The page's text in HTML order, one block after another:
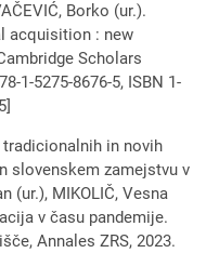
Borko (ur.).
acquisition : new
Scholars
1-5275-8676-5, ISBN 1-
tradicionalnih in novih
slovenskem zamejstvu v
(ur.), MIKOLIČ, Vesna
v času pandemije.
Annales ZRS, 2023.